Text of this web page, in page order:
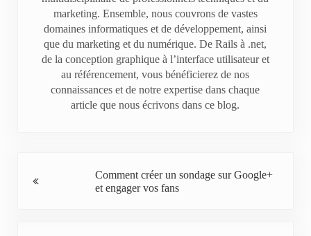
marketing. Ensemble, nous couvrons de vastes
domaines informatiques et de développement, ainsi
que du marketing et du numérique. De Rails à .net,
de la conception graphique à l’interface utilisateur et
au référencement, vous bénéficierez de nos
connaissances et de notre expertise dans chaque
article que nous écrivons dans ce blog.
Comment créer un sondage sur Google+
et engager vos fans